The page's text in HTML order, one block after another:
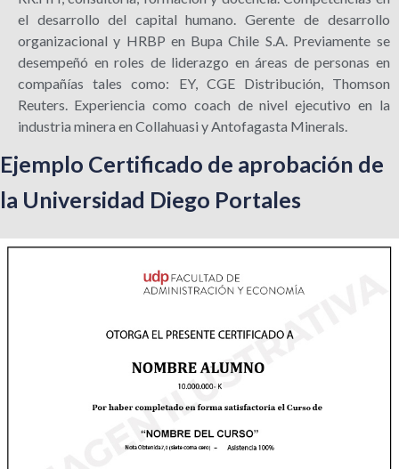
el desarrollo del capital humano. Gerente de desarrollo
organizacional y HRBP en Bupa Chile S.A. Previamente se
desempeñó en roles de liderazgo en áreas de personas en
compañías tales como: EY, CGE Distribución, Thomson
Reuters. Experiencia como coach de nivel ejecutivo en la
industria minera en Collahuasi y Antofagasta Minerals.
Ejemplo Certificado de aprobación de
la Universidad Diego Portales